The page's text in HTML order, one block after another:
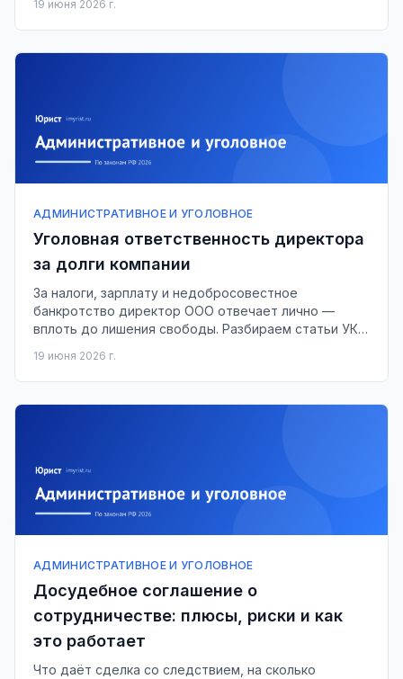
19 июня 2026 г.
АДМИНИСТРАТИВНОЕ И УГОЛОВНОЕ
Уголовная ответственность директора
за долги компании
За налоги, зарплату и недобросовестное
банкротство директор ООО отвечает лично —
вплоть до лишения свободы. Разбираем статьи УК и
19 июня 2026 г.
АДМИНИСТРАТИВНОЕ И УГОЛОВНОЕ
Досудебное соглашение о
сотрудничестве: плюсы, риски и как
это работает
Что даёт сделка со следствием, на сколько